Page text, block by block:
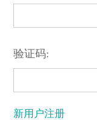
验证码:
新用户注册